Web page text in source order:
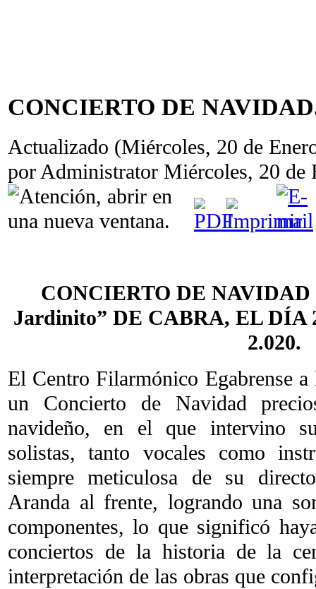
CONCIERTO DE
Actualizado (Miércoles, 20 de
por Administrator Miércoles, 20 de
CONCIERTO DE
Jardinito” DE CABRA, EL DÍA
2.020.
El Centro Filarmónico Egabrense
un Concierto de Navidad
navideño, en el que intervino
solistas, tanto vocales como
siempre meticulosa de su
Aranda al frente, logrando una
componentes, lo que significó
conciertos de la historia de la
interpretación de las obras que